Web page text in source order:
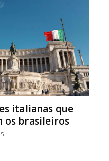
italianas que
os brasileiros